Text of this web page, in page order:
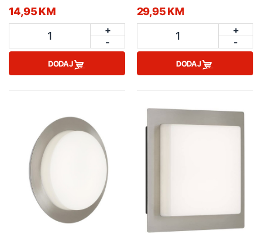
14,95 KM
1
+
-
DODAJ
29,95 KM
1
+
-
DODAJ